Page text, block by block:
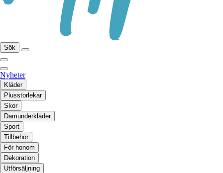
Sök
Nyheter
Kläder
Plusstorlekar
Skor
Damunderkläder
Sport
Tillbehör
För honom
Dekoration
Utförsäljning